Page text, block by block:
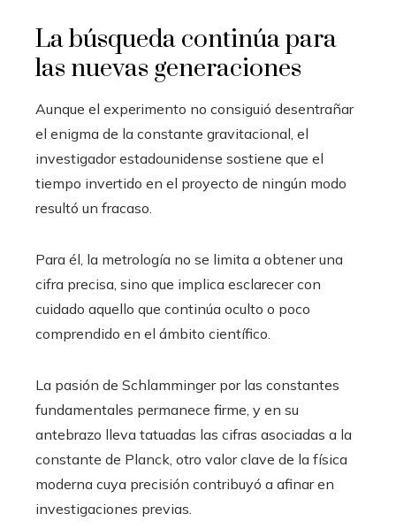
La búsqueda continúa para
las nuevas generaciones
Aunque el experimento no consiguió desentrañar
el enigma de la constante gravitacional, el
investigador estadounidense sostiene que el
tiempo invertido en el proyecto de ningún modo
resultó un fracaso.
Para él, la metrología no se limita a obtener una
cifra precisa, sino que implica esclarecer con
cuidado aquello que continúa oculto o poco
comprendido en el ámbito científico.
La pasión de Schlamminger por las constantes
fundamentales permanece firme, y en su
antebrazo lleva tatuadas las cifras asociadas a la
constante de Planck, otro valor clave de la física
moderna cuya precisión contribuyó a afinar en
investigaciones previas.